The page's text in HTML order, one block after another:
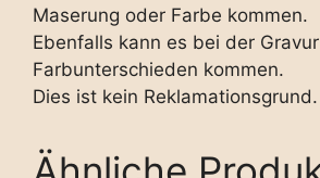
Maserung oder Farbe kommen.
Ebenfalls kann es bei der
Farbunterschieden kommen.
Dies ist kein Reklamationsgrund.